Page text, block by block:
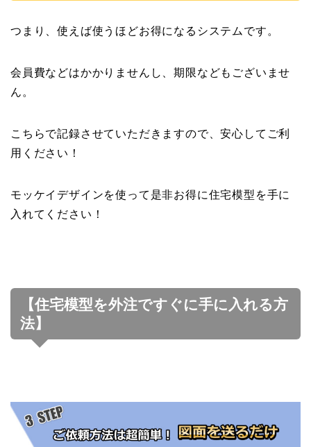
つまり、使えば使うほどお得になるシステムです。
会員費などはかかりませんし、期限などもございませ
ん。
こちらで記録させていただきますので、安心してご利
用ください！
モッケイデザインを使って是非お得に住宅模型を手に
入れてください！
【住宅模型を外注ですぐに手に入れる方
法】